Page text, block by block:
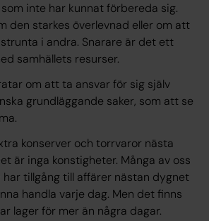
inte har kunnat förbereda sig.
den starkes överlevnad eller om att
i andra. Snarare är det ett
samhällets resurser.
om att ta ansvar för sig själv
grundläggande saker, som att se
konserver och torrvaror nästa
är inga konstigheter. Många av oss
tillgång till affärer nästan dygnet
handla varje dag. Men det finns
lager för mer än några dagar.